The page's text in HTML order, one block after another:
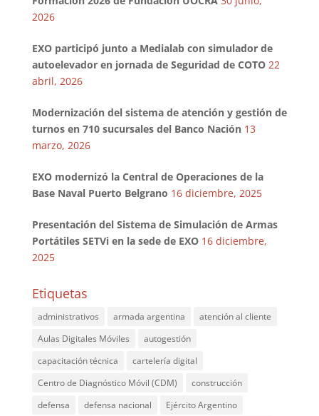
2026
EXO participó junto a Medialab con simulador de
autoelevador en jornada de Seguridad de COTO 22
abril, 2026
Modernización del sistema de atención y gestión de
turnos en 710 sucursales del Banco Nación 13
marzo, 2026
EXO modernizó la Central de Operaciones de la
Base Naval Puerto Belgrano 16 diciembre, 2025
Presentación del Sistema de Simulación de Armas
Portátiles SETVi en la sede de EXO 16 diciembre,
2025
Etiquetas
administrativos armada argentina
atención al cliente
Aulas Digitales Móviles
autogestión
capacitación técnica
cartelería digital
Centro de Diagnóstico Móvil (CDM)
construcción
defensa
defensa nacional
Ejército Argentino